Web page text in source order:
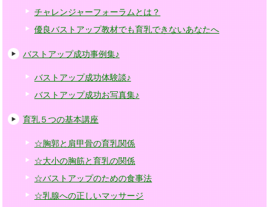
チャレンジャーフォーラムとは？
優良バストアップ教材でも育乳できないあなたへ
バストアップ成功事例集♪
バストアップ成功体験談♪
バストアップ成功お写真集♪
育乳５つの基本講座
☆胸郭と肩甲骨の育乳関係
☆大小の胸筋と育乳の関係
☆バストアップのための食事法
☆乳腺への正しいマッサージ